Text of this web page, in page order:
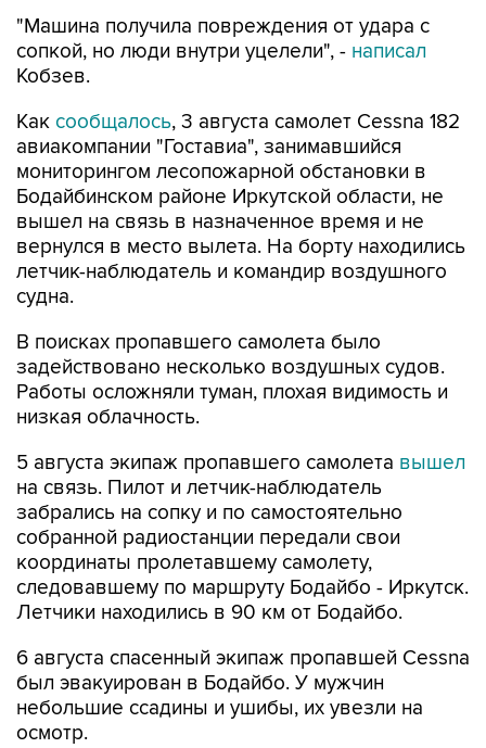
"Машина получила повреждения от удара с
сопкой, но люди внутри уцелели", - написал
Кобзев.
Как сообщалось, 3 августа самолет Cessna 182
авиакомпании "Гоставиа", занимавшийся
мониторингом лесопожарной обстановки в
Бодайбинском районе Иркутской области, не
вышел на связь в назначенное время и не
вернулся в место вылета. На борту находились
летчик-наблюдатель и командир воздушного
судна.
В поисках пропавшего самолета было
задействовано несколько воздушных судов.
Работы осложняли туман, плохая видимость и
низкая облачность.
5 августа экипаж пропавшего самолета вышел
на связь. Пилот и летчик-наблюдатель
забрались на сопку и по самостоятельно
собранной радиостанции передали свои
координаты пролетавшему самолету,
следовавшему по маршруту Бодайбо - Иркутск.
Летчики находились в 90 км от Бодайбо.
6 августа спасенный экипаж пропавшей Cessna
был эвакуирован в Бодайбо. У мужчин
небольшие ссадины и ушибы, их увезли на
осмотр.